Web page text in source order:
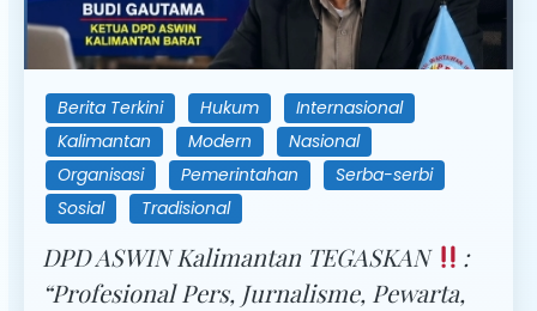
Berita Terkini Hukum
Internasional
Kalimantan
Modern
Nasional
Organisasi
Pemerintahan
Serba-serbi
Sosial
Tradisional
DPD ASWIN Kalimantan TEGASKAN
:
“Profesional Pers, Jurnalisme, Pewarta,